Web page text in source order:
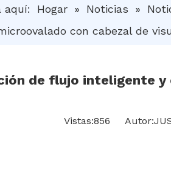
aquí: Hogar » Noticias »
con cabezal de
de flujo inteligente y
Vistas:856